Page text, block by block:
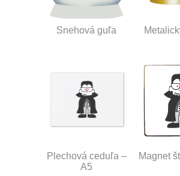
Snehová guľa
Plechová ceduľa –
A5
Magnet